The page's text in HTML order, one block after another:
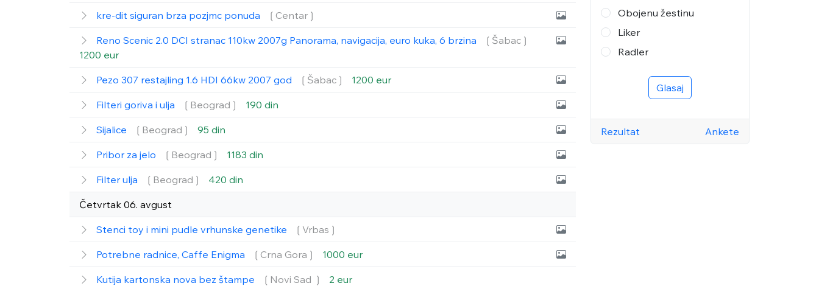
kre-dit siguran brza pozjmc ponuda ❲Centar❳
Reno Scenic 2.0 DCI stranac 110kw 2007g Panorama, navigacija, euro kuka, 6 brzina
❲Šabac❳
1200 eur
Pezo 307 restajling 1.6 HDI 66kw 2007 god ❲Šabac❳ 1200 eur
Filteri goriva i ulja ❲Beograd❳ 190 din
Sijalice ❲Beograd❳ 95 din
Pribor za jelo ❲Beograd❳ 1183 din
Filter ulja ❲Beograd❳ 420 din
Četvrtak 06. avgust
Stenci toy i mini pudle vrhunske genetike ❲Vrbas❳
Potrebne radnice, Caffe Enigma ❲Crna Gora❳ 1000 eur
Kutija kartonska nova bez štampe ❲Novi Sad ❳ 2 eur
Obojenu žestinu
Liker
Radler
Glasaj
Rezultat Ankete